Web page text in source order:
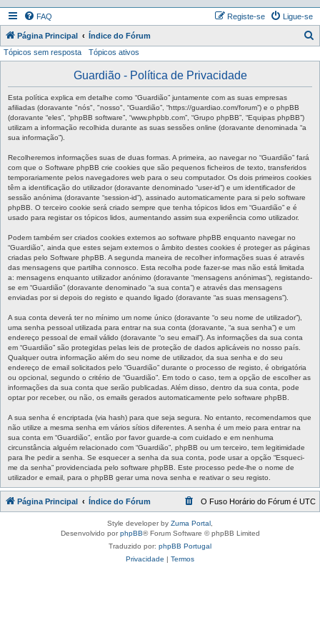
FAQ Ligue-se
Registe-se
Página Principal Índice do Fórum
Tópicos sem resposta Tópicos ativos
Guardião - Política de Privacidade
Esta política explica em detalhe como “Guardião” juntamente com as suas empresas
afiliadas (doravante "nós", "nosso", “Guardião”, “https://guardiao.com/forum”) e o phpBB
(doravante “eles”, “phpBB software”, “www.phpbb.com”, “Grupo phpBB”, “Equipas phpBB”)
utilizam a informação recolhida durante as suas sessões online (doravante denominada “a
sua informação”).
Recolheremos informações suas de duas formas. A primeira, ao navegar no “Guardião” fará
com que o Software phpBB crie cookies que são pequenos ficheiros de texto, transferidos
temporariamente pelos navegadores web para o seu computador. Os dois primeiros cookies
têm a identificação do utilizador (doravante denominado “user-id”) e um identificador de
sessão anónima (doravante “session-id”), assinado automaticamente para si pelo software
phpBB. O terceiro cookie será criado sempre que tenha tópicos lidos em “Guardião” e é
usado para registar os tópicos lidos, aumentando assim sua experiência como utilizador.
Podem também ser criados cookies externos ao software phpBB enquanto navegar no
“Guardião”, ainda que estes sejam externos o âmbito destes cookies é proteger as páginas
criadas pelo Software phpBB. A segunda maneira de recolher informações suas é através
das mensagens que partilha connosco. Esta recolha pode fazer-se mas não está limitada
a: mensagens enquanto utilizador anónimo (doravante “mensagens anónimas”), registando-
se em “Guardião” (doravante denominado “a sua conta”) e através das mensagens
enviadas por si depois do registo e quando ligado (doravante “as suas mensagens”).
A sua conta deverá ter no mínimo um nome único (doravante “o seu nome de utilizador”),
uma senha pessoal utilizada para entrar na sua conta (doravante, “a sua senha”) e um
endereço pessoal de email válido (doravante “o seu email”). As informações da sua conta
em “Guardião” são protegidas pelas leis de proteção de dados aplicáveis no nosso país.
Qualquer outra informação além do seu nome de utilizador, da sua senha e do seu
endereço de email solicitados pelo “Guardião” durante o processo de registo, é obrigatória
ou opcional, segundo o critério de “Guardião”. Em todo o caso, tem a opção de escolher as
informações da sua conta que serão publicadas. Além disso, dentro da sua conta, pode
optar por receber, ou não, os emails gerados automaticamente pelo software phpBB.
A sua senha é encriptada (via hash) para que seja segura. No entanto, recomendamos que
não utilize a mesma senha em vários sítios diferentes. A senha é um meio para entrar na
sua conta em “Guardião”, então por favor guarde-a com cuidado e em nenhuma
circunstância alguém relacionado com “Guardião”, phpBB ou um terceiro, tem legitimidade
para lhe pedir a senha. Se esquecer a senha da sua conta, pode usar a opção “Esqueci-
me da senha” providenciada pelo software phpBB. Este processo pede-lhe o nome de
utilizador e email, para o phpBB gerar uma nova senha e reativar o seu registo.
Página Principal Índice do Fórum O Fuso Horário do Fórum é UTC
Style developer by Zuma Portal
Desenvolvido porphpBB® Forum Software © phpBB Limited
Traduzido por: phpBB Portugal
Privacidade | Termos